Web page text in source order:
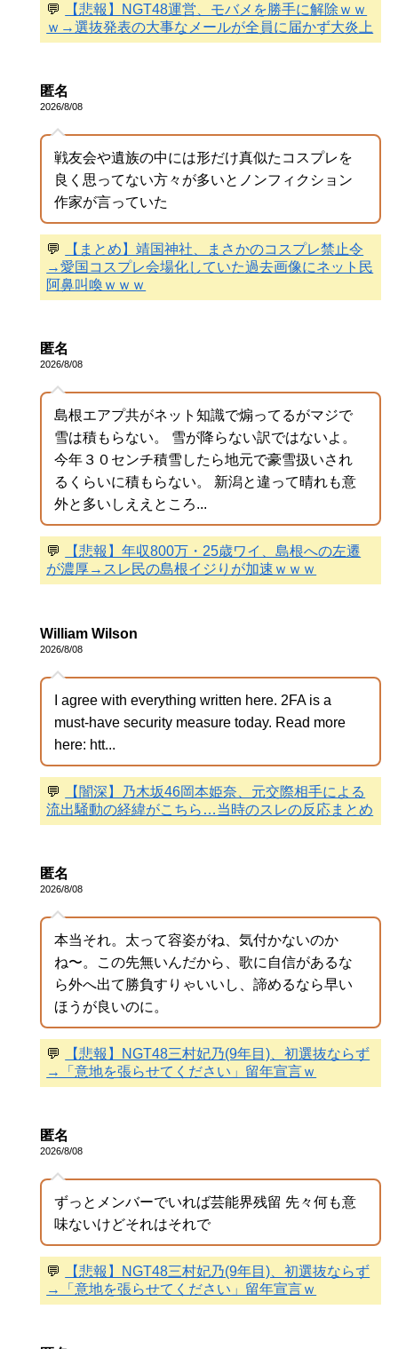
💬
【悲報】NGT48運営、モバメを勝手に解除ｗｗ
ｗ→選抜発表の大事なメールが全員に届かず大炎上
匿名
2026/8/08
戦友会や遺族の中には形だけ真似たコスプレを
良く思ってない方々が多いとノンフィクション
作家が言っていた
💬
【まとめ】靖国神社、まさかのコスプレ禁止令
→愛国コスプレ会場化していた過去画像にネット民
阿鼻叫喚ｗｗｗ
匿名
2026/8/08
島根エアプ共がネット知識で煽ってるがマジで
雪は積もらない。 雪が降らない訳ではないよ。
今年３０センチ積雪したら地元で豪雪扱いされ
るくらいに積もらない。 新潟と違って晴れも意
外と多いしええところ...
💬
【悲報】年収800万・25歳ワイ、島根への左遷
が濃厚→スレ民の島根イジりが加速ｗｗｗ
William Wilson
2026/8/08
I agree with everything written here. 2FA is a
must-have security measure today. Read more
here: htt...
💬
【闇深】乃木坂46岡本姫奈、元交際相手による
流出騒動の経緯がこちら…当時のスレの反応まとめ
匿名
2026/8/08
本当それ。太って容姿がね、気付かないのか
ね〜。この先無いんだから、歌に自信があるな
ら外へ出て勝負すりゃいいし、諦めるなら早い
ほうが良いのに。
💬
【悲報】NGT48三村妃乃(9年目)、初選抜ならず
→「意地を張らせてください」留年宣言ｗ
匿名
2026/8/08
ずっとメンバーでいれば芸能界残留 先々何も意
味ないけどそれはそれで
💬
【悲報】NGT48三村妃乃(9年目)、初選抜ならず
→「意地を張らせてください」留年宣言ｗ